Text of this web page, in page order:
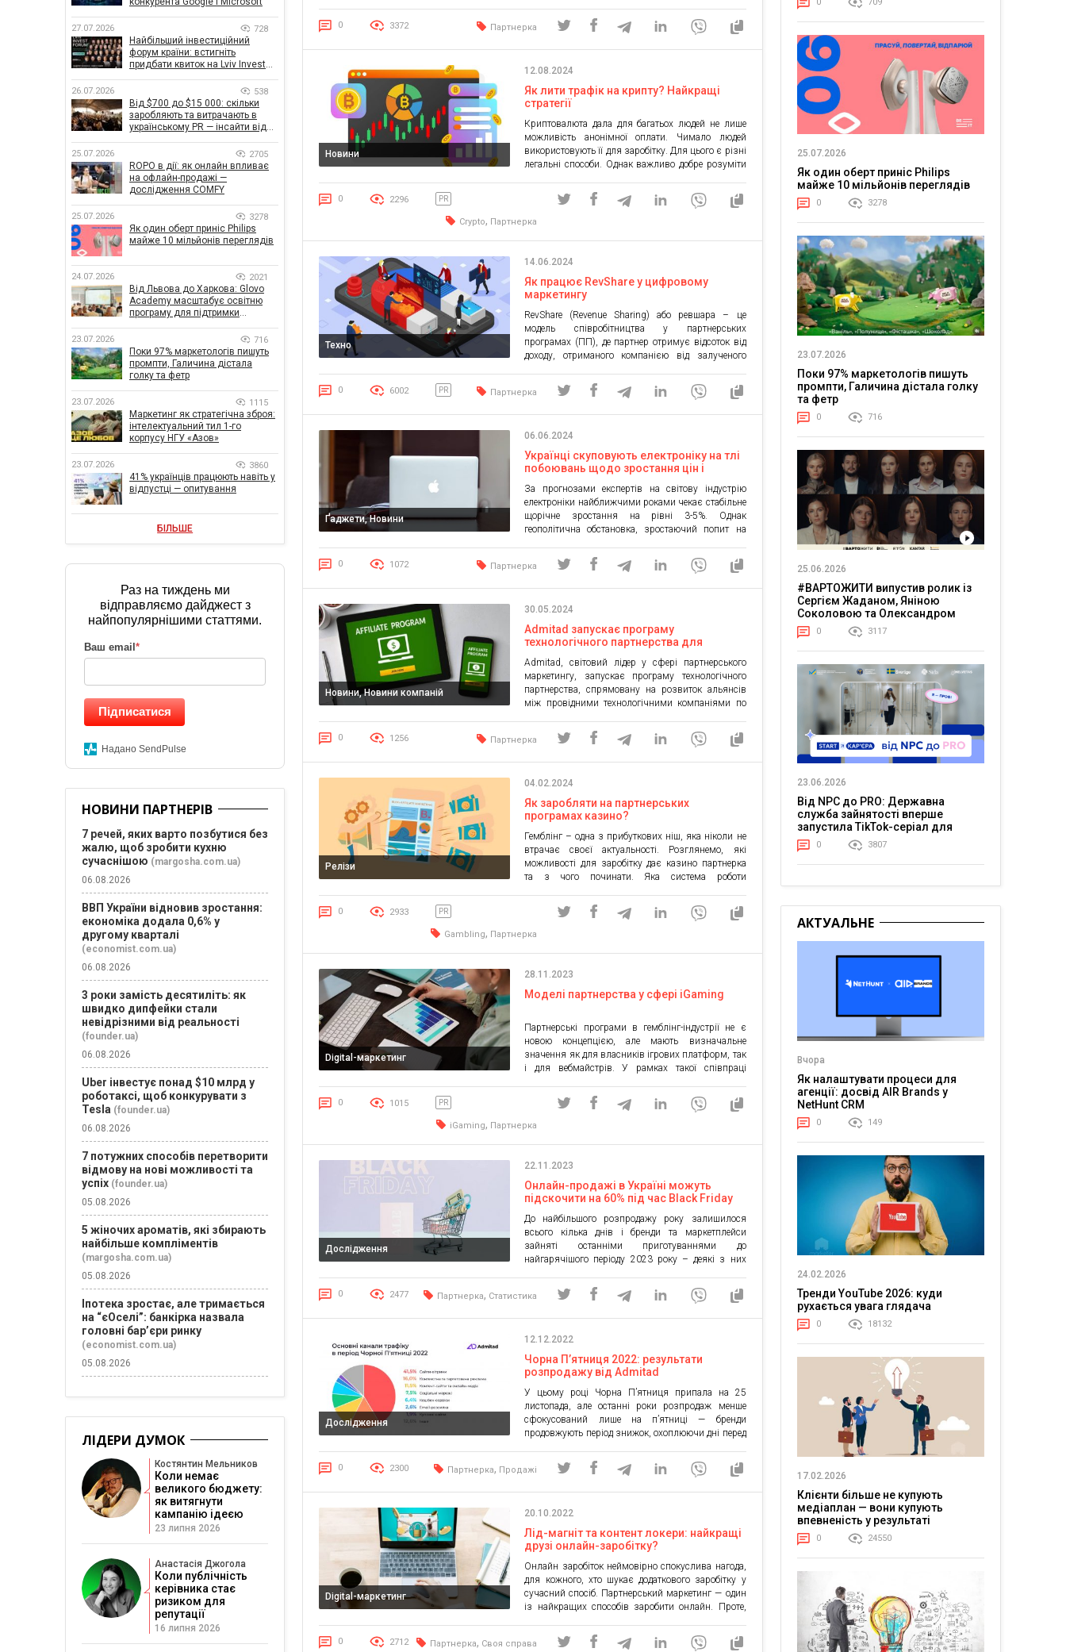
Українські покупці дотримуються тієї ж тенденції –
цього року вони застосовували купони на 10%
0 3372 Партнерка
Новини
12.08.2024
Як лити трафік на крипту? Найкращі
стратегії
Криптовалюта дала для багатьох людей не лише
можливість анонімної оплати. Чимало людей
використовують її для заробітку. Для цього є різні
легальні способи. Однак важливо добре розуміти
заробітку на арбітражу. В цьому може допомогти
CPA.Club, де можна отримати підтримку від
спеціалістів та дізнаватися всі важливі зміни на
0 2296 PR
Crypto, Партнерка
Техно
14.06.2024
Як працює RevShare у цифровому
маркетингу
RevShare (Revenue Sharing) або ревшара – це
модель співробітництва у партнерських
програмах (ПП), де партнер отримує відсоток від
доходу, отриманого компанією від залученого
цифрового маркетингу завдяки її потенційно
високій винагороді. RevShare, скорочення від
розподіл прибутку між рекламодавцем та
партнером. […]
0 6002 PR Партнерка
Ґаджети, Новини
06.06.2024
Українці скуповують електроніку на тлі
побоювань щодо зростання цін і
За прогнозами експертів на світову індустрію
електроніки найближчими роками чекає стабільне
щорічне зростання на рівні 3-5%. Однак
геополітична обстановка, зростаючий попит на
виробниками, змушують споживачів нервувати.
У першому півріччі 2024 року, за підрахунками
В Україні попит відстає […]
0 1072 Партнерка
Новини, Новини компаній
30.05.2024
Admitad запускає програму
технологічного партнерства для
обсягом $2,6 трлн
Admitad, світовий лідер у сфері партнерського
маркетингу, запускає програму технологічного
партнерства, спрямовану на розвиток альянсів
між провідними технологічними компаніями по
Admitad та його партнерам обмінюватися
технологічними ресурсами та досвідом, а також
світовий ринок партнерства досягне $2,6 трлн […]
0 1256 Партнерка
Релізи
04.02.2024
Як заробляти на партнерських
програмах казино?
Гемблінг – одна з прибуткових ніш, яка ніколи не
втрачає своєї актуальності. Розглянемо, які
можливості для заробітку дає казино партнерка
та з чого починати. Яка система роботи
процент від прибутку, який отримує від залучених
вами клієнтів. Кожному партнеру надається
унікальне посилання, яке публікується ним в
0 2933 PR
Gambling, Партнерка
Digital-маркетинг
28.11.2023
Моделі партнерства у сфері iGaming
Партнерські програми в гемблінг-індустрії не є
новою концепцією, але мають визначальне
значення як для власників ігрових платформ, так
і для вебмайстрів. У рамках такої співпраці
та, у свою чергу, отримують фінансову
компенсацію за залучення трафіку чи клієнтів на
сайт. Така взаємовигідна співпраця сприяє
0 1015 PR
iGaming, Партнерка
Дослідження
22.11.2023
Онлайн-продажі в Україні можуть
підскочити на 60% під час Black Friday
До найбільшого розпродажу року залишилося
всього кілька днів і бренди та маркетплейси
зайняті останніми приготуваннями до
найгарячішого періоду 2023 року – деякі з них
розпродажів. Партнерська мережа Admitad
Україна проаналізувала онлайн-продажі під час
прогнозує, що онлайн-продажі в […]
0 2477 Партнерка, Статистика
Дослідження
12.12.2022
Чорна П’ятниця 2022: результати
розпродажу від Admitad
У цьому році Чорна П’ятниця припала на 25
листопада, але останні роки розпродаж менше
сфокусований лише на п’ятниці — бренди
продовжують період знижок, охоплюючи дні перед
українських компаній у сфері електронної комерції
влаштували акції з 21 до 28 листопада, надаючи
0 2300 Партнерка, Продажі
Digital-маркетинг
20.10.2022
Лід-магніт та контент локери: найкращі
друзі онлайн-заробітку?
Онлайн заробіток неймовірно спокуслива нагода,
для кожного, хто шукає додаткового заробітку у
сучасний спосіб. Партнерський маркетинг — один
із найкращих способів заробити онлайн. Проте,
дещо застарілий спосіб, тому необхідно постійно
вивчати і розробляти щось нове. Саме таким
0 2712 Партнерка, Своя справа
27.07.2026 728
Найбільший інвестиційний
форум країни: встигніть
придбати квиток на Lviv Invest
26.07.2026 538
Від $700 до $15 000: скільки
заробляють та витрачають в
українському PR — інсайти від
25.07.2026 2705
ROPO в дії: як онлайн впливає
на офлайн-продажі —
дослідження COMFY
25.07.2026 3278
Як один оберт приніс Philips
майже 10 мільйонів переглядів
24.07.2026 2021
Від Львова до Харкова: Glovo
Academy масштабує освітню
програму для підтримки
23.07.2026 716
Поки 97% маркетологів пишуть
промпти, Галичина дістала
голку та фетр
23.07.2026 1115
Маркетинг як стратегічна зброя:
інтелектуальний тил 1-го
корпусу НГУ «Азов»
23.07.2026 3860
41% українців працюють навіть у
відпустці — опитування
БІЛЬШЕ
Раз на тиждень ми
відправляємо дайджест з
найпопулярнішими статтями.
Ваш email *
Підписатися
Надано SendPulse
НОВИНИ ПАРТНЕРІВ
7 речей, яких варто позбутися без
жалю, щоб зробити кухню
сучаснішою (margosha.com.ua)
06.08.2026
ВВП України відновив зростання:
економіка додала 0,6% у
другому кварталі
(economist.com.ua)
06.08.2026
3 роки замість десятиліть: як
швидко дипфейки стали
невідрізними від реальності
(founder.ua)
06.08.2026
Uber інвестує понад $10 млрд у
роботаксі, щоб конкурувати з
Tesla (founder.ua)
06.08.2026
7 потужних способів перетворити
відмову на нові можливості та
успіх (founder.ua)
05.08.2026
5 жіночих ароматів, які збирають
найбільше компліментів
(margosha.com.ua)
05.08.2026
Іпотека зростає, але тримається
на “єОселі”: банкірка назвала
головні бар’єри ринку
(economist.com.ua)
05.08.2026
ЛІДЕРИ ДУМОК
Костянтин Мельников
Коли немає
великого бюджету:
як витягнути
кампанію ідеєю
23 липня 2026
Анастасія Джогола
Коли публічність
керівника стає
ризиком для
репутації
16 липня 2026
25.07.2026
Як один оберт приніс Philips
майже 10 мільйонів переглядів
0 3278
23.07.2026
Поки 97% маркетологів пишуть
промпти, Галичина дістала голку
та фетр
0 716
25.06.2026
#ВАРТОЖИТИ випустив ролик із
Сергієм Жаданом, Яніною
Соколовою та Олександром
Тереном про життя в постійній
напрузі
0 3117
23.06.2026
Від NPC до PRO: Державна
служба зайнятості вперше
запустила TikTok-серіал для
молоді
0 3807
АКТУАЛЬНЕ
Вчора
Як налаштувати процеси для
агенції: досвід AIR Brands у
NetHunt CRM
0 149
24.02.2026
Тренди YouTube 2026: куди
рухається увага глядача
0 18132
17.02.2026
Клієнти більше не купують
медіаплан — вони купують
впевненість у результаті
0 24550